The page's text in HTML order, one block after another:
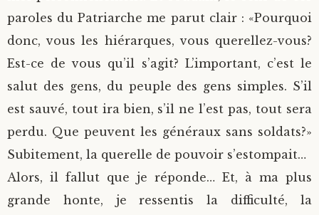
paroles du Patriarche me parut clair : «Pourquoi
donc, vous les hiérarques, vous querellez-vous?
Est-ce de vous qu’il s’agit? L’important, c’est le
salut des gens, du peuple des gens simples. S’il
est sauvé, tout ira bien, s’il ne l’est pas, tout sera
perdu. Que peuvent les généraux sans soldats?»
Subitement, la querelle de pouvoir s’estompait…
Alors, il fallut que je réponde… Et, à ma plus
grande honte, je ressentis la difficulté, la